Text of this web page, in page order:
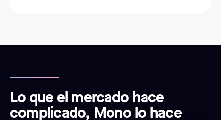
Lo que el mercado hace
complicado, Mono lo hace